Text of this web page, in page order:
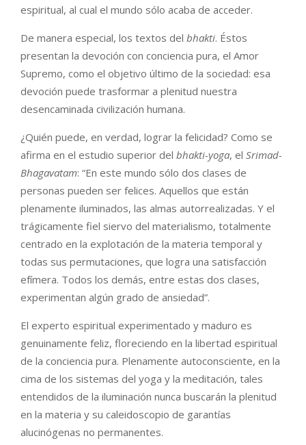
espiritual, al cual el mundo sólo acaba de acceder.
De manera especial, los textos del bhakti. Éstos
presentan la devoción con conciencia pura, el Amor
Supremo, como el objetivo último de la sociedad: esa
devoción puede trasformar a plenitud nuestra
desencaminada civilización humana.
¿Quién puede, en verdad, lograr la felicidad? Como se
afirma en el estudio superior del bhakti-yoga, el Srimad-
Bhagavatam: “En este mundo sólo dos clases de
personas pueden ser felices. Aquellos que están
plenamente iluminados, las almas autorrealizadas. Y el
trágicamente fiel siervo del materialismo, totalmente
centrado en la explotación de la materia temporal y
todas sus permutaciones, que logra una satisfacción
efímera. Todos los demás, entre estas dos clases,
experimentan algún grado de ansiedad”.
El experto espiritual experimentado y maduro es
genuinamente feliz, floreciendo en la libertad espiritual
de la conciencia pura. Plenamente autoconsciente, en la
cima de los sistemas del yoga y la meditación, tales
entendidos de la iluminación nunca buscarán la plenitud
en la materia y su caleidoscopio de garantías
alucinógenas no permanentes.